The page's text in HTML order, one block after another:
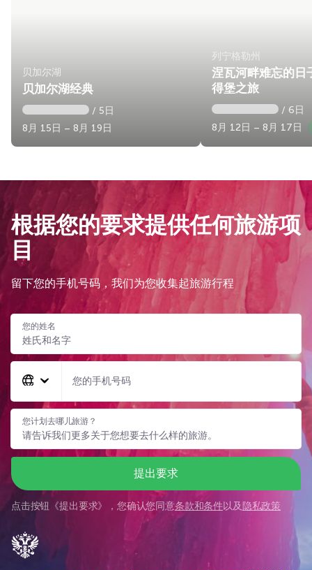
贝加尔湖
贝加尔湖经典
/ 5日
8月 15日 – 8月 19日
列宁格勒州
涅瓦河畔难忘的日
得堡之旅
/ 6日
8月 12日 – 8月 17日
根据您的要求提供任何旅游项
目
留下您的手机号码，我们为您收集起旅游行程
您的姓名
您的手机号码
您计划去哪儿旅游？
提出要求
点击按钮《提出要求》，您确认您同意条款和条件以及 隐私政策